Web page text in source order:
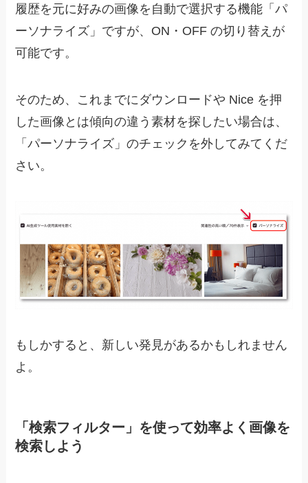
履歴を元に好みの画像を自動で選択する機能「パ
ーソナライズ」 ですが、ON・OFF の切り替えが
可能です。
そのため、これまでにダウンロードや Nice を押
した画像とは傾向の違う素材を探したい場合は、
「パーソナライズ」のチェックを外してみてくだ
さい。
もしかすると、新しい発見があるかもしれません
よ。
「検索フィルター」を使って効率よく画像を
検索しよう